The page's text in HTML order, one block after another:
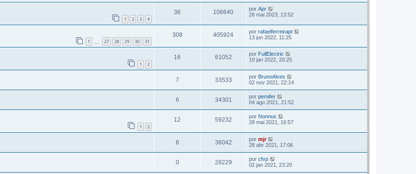
1 2 3 4
36 106640 por Apr
26 mai 2023, 13:52
1 27 28 29 30 31
308 405924 por rafaelferreirapt
13 jun 2022, 11:25
1 2
16 61052 por FullElectric
19 jan 2022, 20:25
7 33533 por BrunoAlves
02 nov 2021, 22:14
6 34301 por pemifer
04 ago 2021, 21:52
1 2
12 59232 por Nonnus
28 mai 2021, 16:57
6 36042 por mjr
28 abr 2021, 17:06
0 28229 por cfvp
02 jan 2021, 23:20